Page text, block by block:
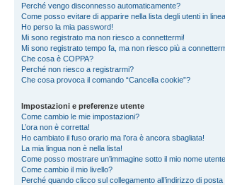
Perché vengo disconnesso automaticamente?
Come posso evitare di apparire nella lista degli utenti in
Ho perso la mia password!
Mi sono registrato ma non riesco a connettermi!
Mi sono registrato tempo fa, ma non riesco più a
Che cosa è COPPA?
Perché non riesco a registrarmi?
Che cosa provoca il comando “Cancella cookie”?
Impostazioni e preferenze utente
Come cambio le mie impostazioni?
L’ora non è corretta!
Ho cambiato il fuso orario ma l’ora è ancora sbagliata!
La mia lingua non è nella lista!
Come posso mostrare un’immagine sotto il mio nome
Come cambio il mio livello?
Perché quando clicco sul collegamento all’indirizzo di